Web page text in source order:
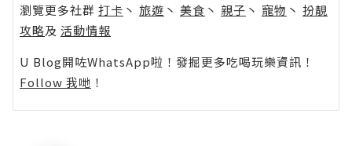
瀏覽更多社群 打卡 丶 旅遊 丶 美食 丶 親子 丶 寵物 丶 扮靚
攻略及 活動情報
U Blog開咗WhatsApp啦！發掘更多吃喝玩樂資訊！
Follow 我哋 ！